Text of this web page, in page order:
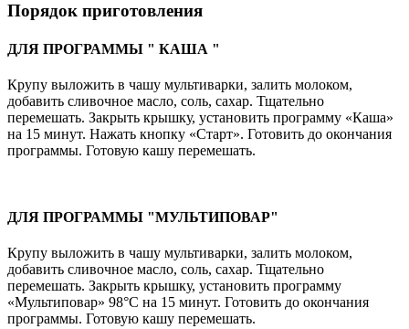
Порядок приготовления
ДЛЯ ПРОГРАММЫ " КАША "
Крупу выложить в чашу мультиварки, залить молоком,
добавить сливочное масло, соль, сахар. Тщательно
перемешать. Закрыть крышку, установить программу «Каша»
на 15 минут. Нажать кнопку «Старт». Готовить до окончания
программы. Готовую кашу перемешать.
ДЛЯ ПРОГРАММЫ "МУЛЬТИПОВАР"
Крупу выложить в чашу мультиварки, залить молоком,
добавить сливочное масло, соль, сахар. Тщательно
перемешать. Закрыть крышку, установить программу
«Мультиповар» 98°C на 15 минут. Готовить до окончания
программы. Готовую кашу перемешать.